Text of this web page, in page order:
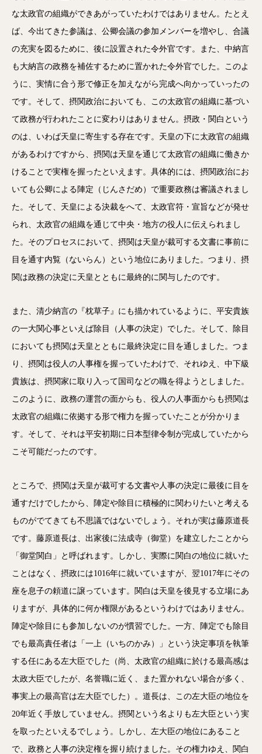
な太政官の組織ができあがっていたわけではありません。たとえ
ば、今出てきた参議は、公卿会議の参加メンバーを増やし、合議
の充実を図るために、後に設置された令外官です。また、中納言
も大納言の政務を補佐するために置かれた令外官でした。このよ
うに、実情に合う形で修正を加えながら完成へ向かっていったの
です。そして、摂関政治においても、この太政官の組織に基づい
て政務が行われたことに変わりはありません。摂政・関白という
のは、いわば天皇に寄生する存在です。天皇の下に太政官の組織
があるわけですから、摂関は天皇を通じて太政官の組織に働きか
けることで実権を握ったといえます。具体的には、摂関政治にお
いても公卿による陣定（じんさだめ）で重要政務は審議されまし
た。そして、天皇による決裁をへて、太政官符・宣旨などが発せ
られ、太政官の組織を通じて中央・地方の役人に伝えられまし
た。そのプロセスにおいて、摂関は天皇が裁可する文書に事前に
目を通す内覧（ないらん）という地位にありました。つまり、摂
関は政務の決定に天皇とともに最終的に関与したのです。
また、清少納言の『枕草子』にも描かれているように、平安貴族
の一大関心事といえば除目（人事の決定）でした。そして、除目
においても摂関は天皇とともに最終決定に目を通しました。つま
り、摂関は役人の人事権を握っていたわけで、それゆえ、中下級
貴族は、摂関家に取り入って国司などの職を得ようとしました。
このように、政務の運営の面からも、役人の人事面からも摂関は
太政官の組織に依拠する形で権力を握っていたことが分かりま
す。そして、それは平安初期に日本型律令制が完成していたから
こそ可能だったのです。
ところで、摂関は天皇が裁可する文書や人事の決定に最後に目を
通すだけでしたから、陣定や除目に積極的に関わりたいと考える
ものがでてきても不思議ではないでしょう。それが実は藤原道長
です。藤原道長は、出家後に法成寺（御堂）を建立したことから
「御堂関白」と呼ばれます。しかし、実際に関白の地位に就いた
ことはなく、摂政には1016年に就いていますが、翌1017年にその
座を息子の頼道に譲っています。関白は天皇を後見する立場にあ
りますが、具体的に何か権限があるというわけではありません。
陣定や除目にも参加しないのが慣習でした。一方、陣定でも除目
でも最高責任者は「一上（いちのかみ）」という決定事項を執筆
する任にある左大臣でした（尚、太政官の組織に於ける最高感は
太政大臣でしたが、名誉職に近く、また置かれない場合が多く、
事実上の最高官は左大臣でした）。道長は、この左大臣の地位を
20年近く手放していません。摂関という名よりも左大臣という実
を取ったといえるでしょう。しかし、左大臣の地位にあること
で、政務と人事の決定権を握り続けました。その権力ゆえ、関白